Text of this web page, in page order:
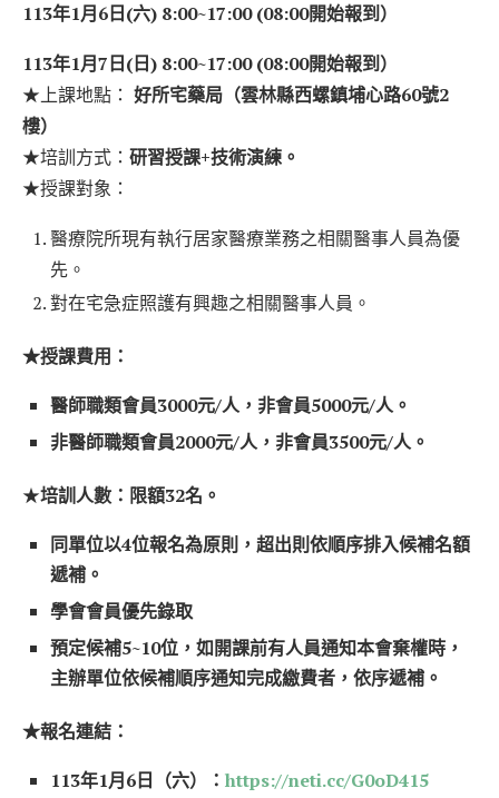
113年1月6日(六) 8:00~17:00 (08:00開始報到）
113年1月7日(日) 8:00~17:00 (08:00開始報到）
★上課地點： 好所宅藥局（雲林縣西螺鎮埔心路60號2
樓）
★培訓方式： 研習授課+技術演練。
★授課對象：
醫療院所現有執行居家醫療業務之相關醫事人員為優
先。
對在宅急症照護有興趣之相關醫事人員。
★授課費用：
醫師職類會員3000元/人，非會員5000元/人。
非醫師職類會員2000元/人，非會員3500元/人。
★培訓人數：限額32名。
同單位以4位報名為原則，超出則依順序排入候補名額
遞補。
學會會員優先錄取
預定候補5~10位，如開課前有人員通知本會棄權時，
主辦單位依候補順序通知完成繳費者，依序遞補。
★報名連結：
113年1月6日（六）： https://neti.cc/G0oD415